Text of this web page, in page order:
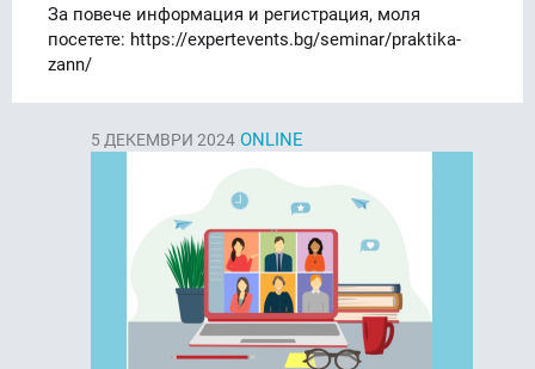
За повече информация и регистрация, моля
посетете: https://expertevents.bg/seminar/praktika-
zann/
5 ДЕКЕМВРИ 2024 ONLINE